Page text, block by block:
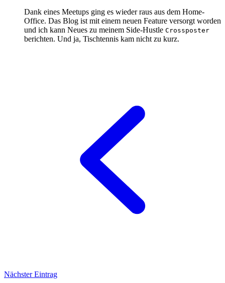
Dank eines Meetups ging es wieder raus aus dem Home-
Office. Das Blog ist mit einem neuen Feature versorgt worden
und ich kann Neues zu meinem Side-Hustle Crossposter
berichten. Und ja, Tischtennis kam nicht zu kurz.
Nächster Eintrag